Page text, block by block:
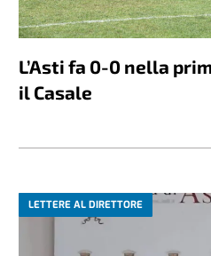
L’Asti fa 0-0 nella
il Casale
LETTERE AL DIRETTORE